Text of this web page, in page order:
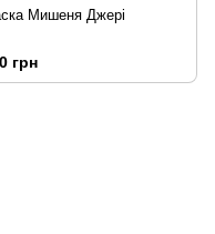
Мишеня Джері
грн